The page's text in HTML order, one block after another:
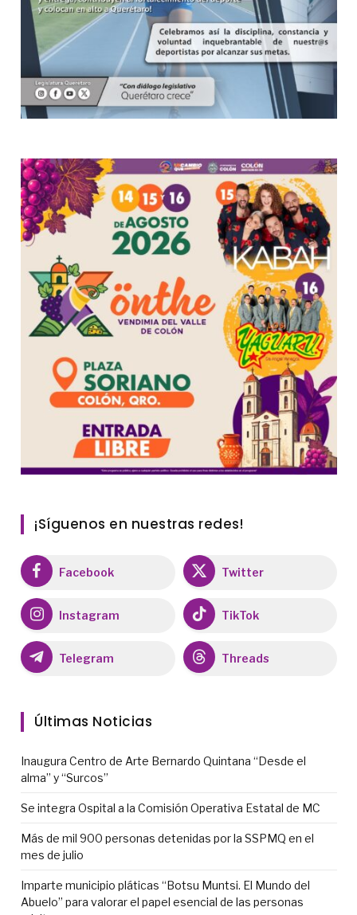
¡Síguenos en nuestras redes!
Facebook Twitter
Instagram TikTok
Telegram Threads
Últimas Noticias
Inaugura Centro de Arte Bernardo Quintana “Desde el
alma” y “Surcos”
Se integra Ospital a la Comisión Operativa Estatal de MC
Más de mil 900 personas detenidas por la SSPMQ en el
mes de julio
Imparte municipio pláticas “Botsu Muntsi. El Mundo del
Abuelo” para valorar el papel esencial de las personas